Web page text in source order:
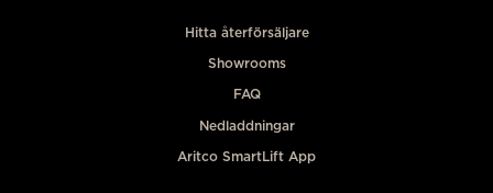
Hitta återförsäljare
Showrooms
FAQ
Nedladdningar
Aritco SmartLift App